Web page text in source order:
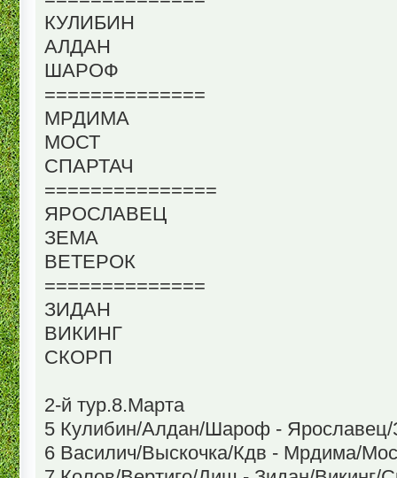
КУЛИБИН
АЛДАН
ШАРОФ
==============
МРДИМА
МОСТ
СПАРТАЧ
===============
ЯРОСЛАВЕЦ
ЗЕМА
ВЕТЕРОК
==============
ЗИДАН
ВИКИНГ
СКОРП
2-й тур.8.Марта
5 Кулибин/Алдан/Шароф - Ярославец/
6 Василич/Выскочка/Кдв - Мрдима/